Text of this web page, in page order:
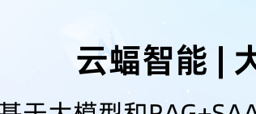
云蝠智能 |